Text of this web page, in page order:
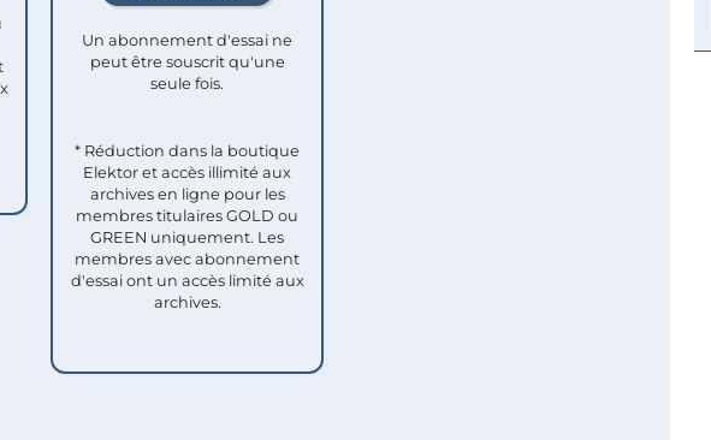
Un abonnement d'essai ne
peut être souscrit qu'une
seule fois.​
* Réduction dans la boutique
Elektor et accès illimité aux
archives en ligne pour les
membres titulaires GOLD ou
GREEN uniquement. Les
membres avec abonnement
d'essai ont un accès limité aux
archives.